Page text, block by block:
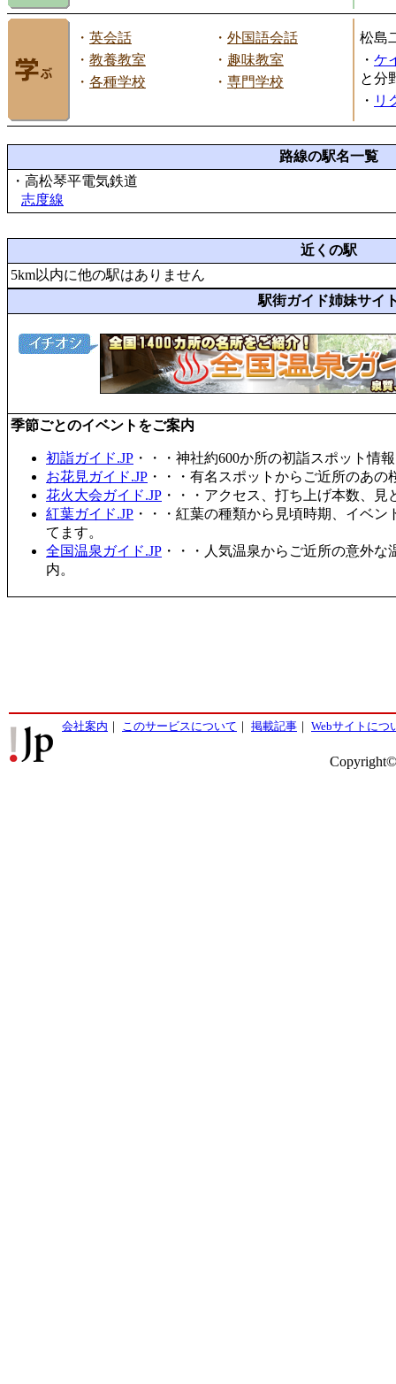
・ 英会話 ・ 外国語会話
・ 教養教室 ・ 趣味教室
・ 各種学校 ・ 専門学校
松島
・ ケ
と分
・ リ
路線の駅名一覧
・高松琴平電気鉄道
志度線
近くの駅
5km以内に他の駅はありません
駅街ガイド姉妹サイ
季節ごとのイベントをご案内
初詣ガイド.JP ・・・神社約600か所の初詣スポット情
お花見ガイド.JP ・・・有名スポットからご近所のあ
花火大会ガイド.JP ・・・アクセス、打ち上げ本数、
紅葉ガイド.JP ・・・紅葉の種類から見頃時期、イベ
てます。
全国温泉ガイド.JP ・・・人気温泉からご近所の意外
内。
会社案内 ｜ このサービスについて ｜ 掲載記事 ｜ Webサイトにつ